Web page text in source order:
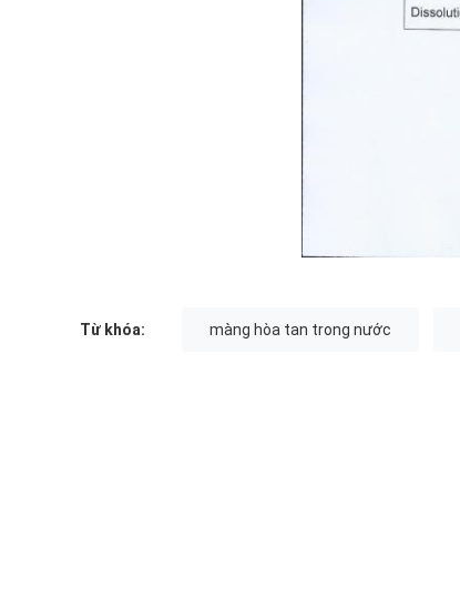
Từ khóa: màng hòa tan trong nước